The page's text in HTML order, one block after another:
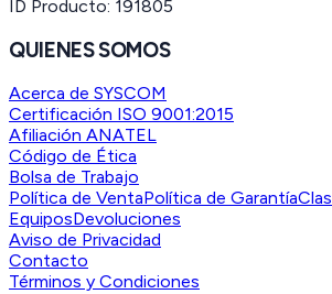
ID Producto: 191805
QUIENES SOMOS
Acerca de SYSCOM
Certificación ISO 9001:2015
Afiliación ANATEL
Código de Ética
Bolsa de Trabajo
Política de VentaPolítica de Garantía
EquiposDevoluciones
Aviso de Privacidad
Contacto
Términos y Condiciones